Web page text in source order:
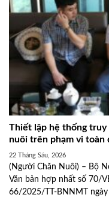
Thiết lập hệ thống truy
nuôi trên phạm vi toàn
22 Tháng Sáu, 2026
(Người Chăn Nuôi) – Bộ
Văn bản hợp nhất số 70/
66/2025/TT-BNNMT